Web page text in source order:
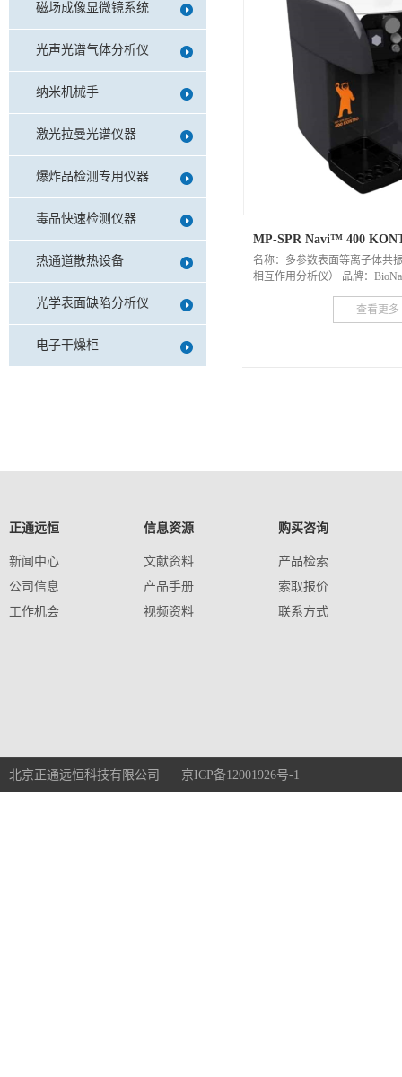
磁场成像显微镜系统
光声光谱气体分析仪
纳米机械手
激光拉曼光谱仪器
爆炸品检测专用仪器
毒品快速检测仪器
热通道散热设备
光学表面缺陷分析仪
电子干燥柜
MP-SPR Navi™ 400
名称：多参数表面等离子体共
相互作用分析仪） 品牌：
查看更多
正通远恒
新闻中心
公司信息
工作机会
信息资源
文献资料
产品手册
视频资料
购买咨询
产品检索
索取报价
联系方式
北京正通远恒科技有限公司 京ICP备12001926号-1